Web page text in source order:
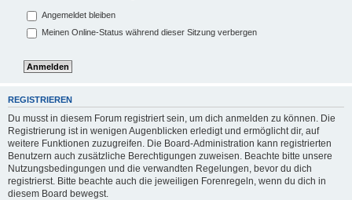
Angemeldet bleiben
Meinen Online-Status während dieser Sitzung verbergen
REGISTRIEREN
Du musst in diesem Forum registriert sein, um dich anmelden zu können. Die
Registrierung ist in wenigen Augenblicken erledigt und ermöglicht dir, auf
weitere Funktionen zuzugreifen. Die Board-Administration kann registrierten
Benutzern auch zusätzliche Berechtigungen zuweisen. Beachte bitte unsere
Nutzungsbedingungen und die verwandten Regelungen, bevor du dich
registrierst. Bitte beachte auch die jeweiligen Forenregeln, wenn du dich in
diesem Board bewegst.